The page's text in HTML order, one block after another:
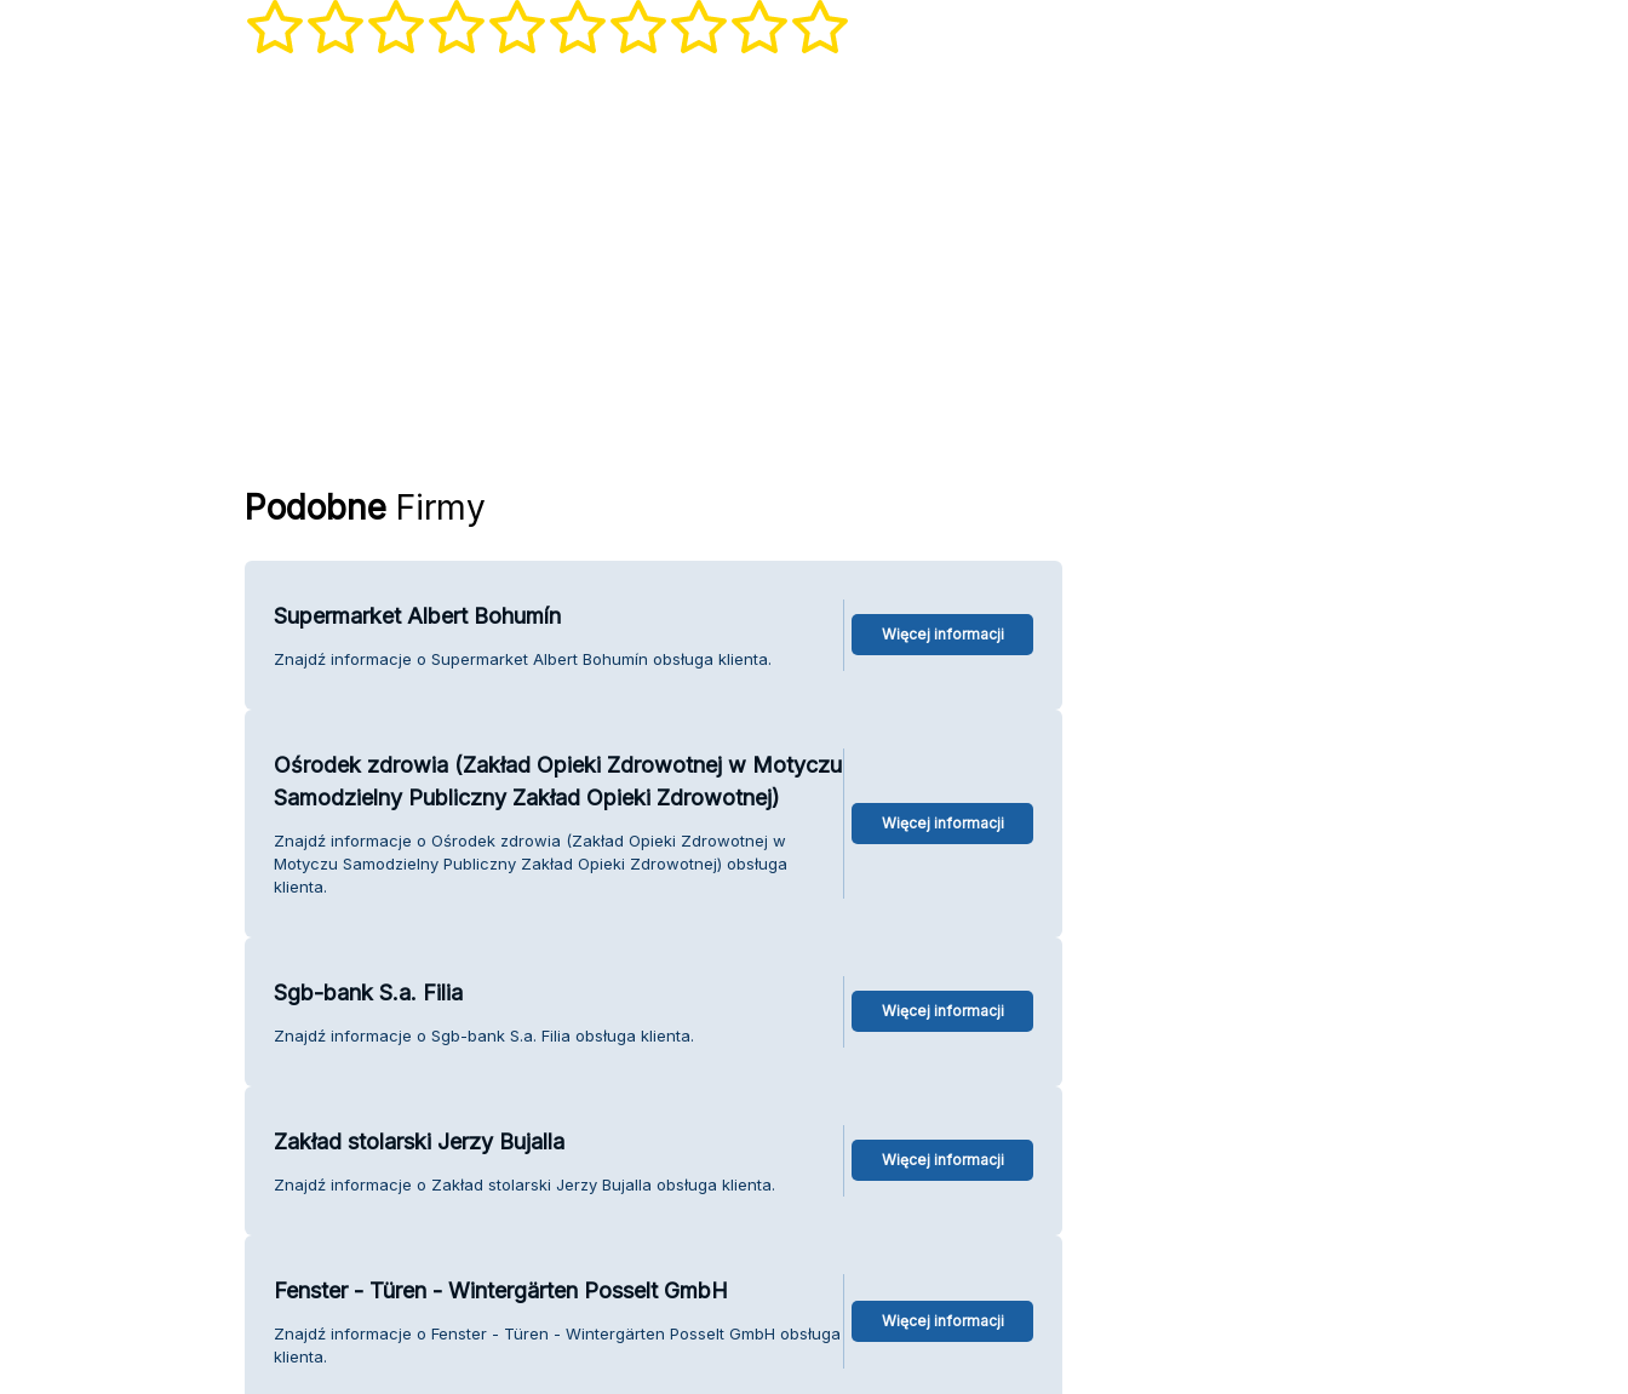
PodobneFirmy
Supermarket Albert Bohumín
Znajdź informacje o Supermarket Albert Bohumín obsługa klienta.
Więcej informacji
Ośrodek zdrowia (Zakład Opieki Zdrowotnej w Motyczu
Samodzielny Publiczny Zakład Opieki Zdrowotnej)
Znajdź informacje o Ośrodek zdrowia (Zakład Opieki Zdrowotnej w
Motyczu Samodzielny Publiczny Zakład Opieki Zdrowotnej) obsługa
klienta.
Więcej informacji
Sgb-bank S.a. Filia
Znajdź informacje o Sgb-bank S.a. Filia obsługa klienta.
Więcej informacji
Zakład stolarski Jerzy Bujalla
Znajdź informacje o Zakład stolarski Jerzy Bujalla obsługa klienta.
Więcej informacji
Fenster - Türen - Wintergärten Posselt GmbH
Znajdź informacje o Fenster - Türen - Wintergärten Posselt GmbH obsługa
klienta.
Więcej informacji